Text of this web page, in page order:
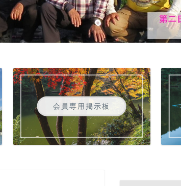
会員専用掲示板